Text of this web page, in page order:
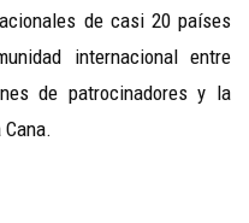
de casi 20 países
internacional entre
de patrocinadores y la